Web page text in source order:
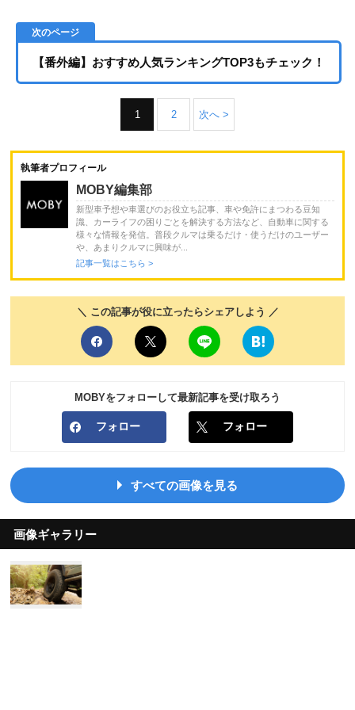
【番外編】おすすめ人気ランキングTOP3もチェック！
1 2 次へ >
執筆者プロフィール
MOBY編集部
新型車予想や車選びのお役立ち記事、車や免許にまつわる豆知
識、カーライフの困りごとを解決する方法など、自動車に関する
様々な情報を発信。普段クルマは乗るだけ・使うだけのユーザー
や、あまりクルマに興味が...
記事一覧はこちら >
＼ この記事が役に立ったらシェアしよう ／
MOBYをフォローして最新記事を受け取ろう
フォロー フォロー
すべての画像を見る
画像ギャラリー